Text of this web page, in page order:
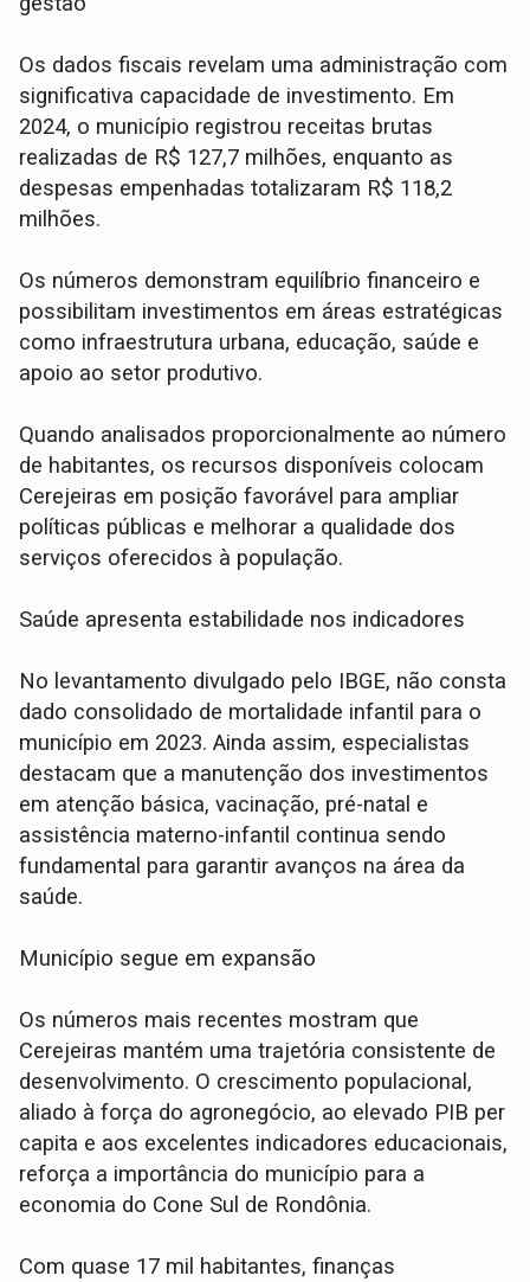
Os dados fiscais revelam uma administração com
significativa capacidade de investimento. Em
2024, o município registrou receitas brutas
realizadas de R$ 127,7 milhões, enquanto as
despesas empenhadas totalizaram R$ 118,2
milhões.
Os números demonstram equilíbrio financeiro e
possibilitam investimentos em áreas estratégicas
como infraestrutura urbana, educação, saúde e
apoio ao setor produtivo.
Quando analisados proporcionalmente ao número
de habitantes, os recursos disponíveis colocam
Cerejeiras em posição favorável para ampliar
políticas públicas e melhorar a qualidade dos
serviços oferecidos à população.
Saúde apresenta estabilidade nos indicadores
No levantamento divulgado pelo IBGE, não consta
dado consolidado de mortalidade infantil para o
município em 2023. Ainda assim, especialistas
destacam que a manutenção dos investimentos
em atenção básica, vacinação, pré-natal e
assistência materno-infantil continua sendo
fundamental para garantir avanços na área da
saúde.
Município segue em expansão
Os números mais recentes mostram que
Cerejeiras mantém uma trajetória consistente de
desenvolvimento. O crescimento populacional,
aliado à força do agronegócio, ao elevado PIB per
capita e aos excelentes indicadores educacionais,
reforça a importância do município para a
economia do Cone Sul de Rondônia.
Com quase 17 mil habitantes, finanças